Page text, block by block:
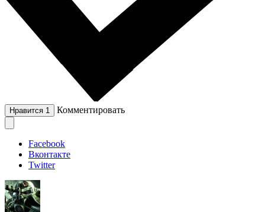
Нравится 1 Комментировать
Facebook
Вконтакте
Twitter